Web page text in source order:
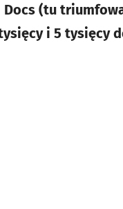
(tu
i 5 tysięcy